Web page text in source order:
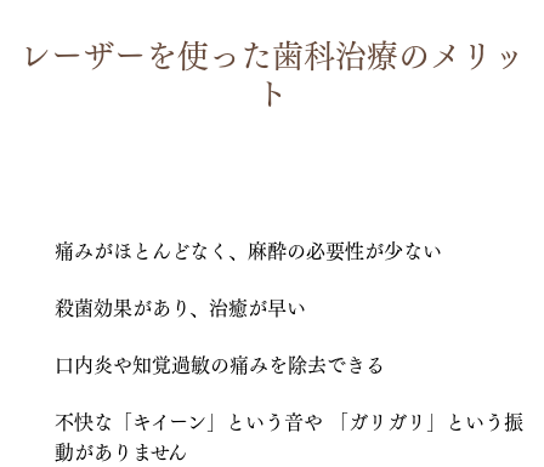
レーザーを使った歯科治療のメリッ
ト
痛みがほとんどなく、麻酔の必要性が少ない
殺菌効果があり、治癒が早い
口内炎や知覚過敏の痛みを除去できる
不快な「キイーン」という音や 「ガリガリ」という振
動がありません